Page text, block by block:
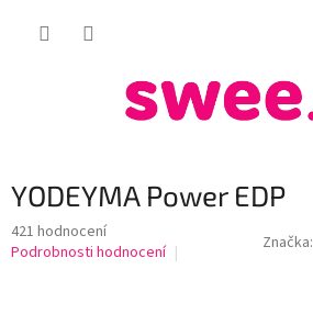
YODEYMA Power EDP
Průměrné
hodnocení
421 hodnocení
Podrobnosti hodnocení
Značka: